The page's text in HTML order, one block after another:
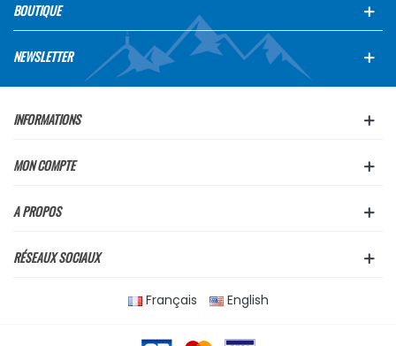
BOUTIQUE
NEWSLETTER
INFORMATIONS
MON COMPTE
A PROPOS
RÉSEAUX SOCIAUX
Français English